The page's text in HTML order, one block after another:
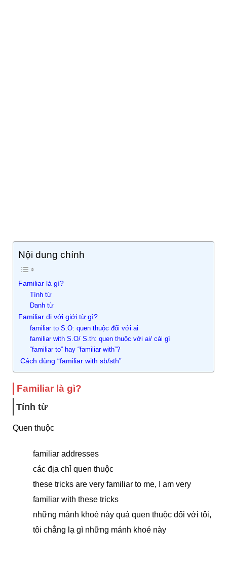
Nội dung chính
Familiar là gì?
Tính từ
Danh từ
Familiar đi với giới từ gì?
familiar to S.O: quen thuộc đối với ai
familiar with S.O/ S.th: quen thuộc với ai/ cái gì
“familiar to” hay “familiar with”?
Cách dùng “familiar with sb/sth”
Familiar là gì?
Tính từ
Quen thuộc
familiar addresses
các địa chỉ quen thuộc
these tricks are very familiar to me, I am very
familiar with these tricks
những mánh khoé này quá quen thuộc đối với tôi,
tôi chẳng lạ gì những mánh khoé này